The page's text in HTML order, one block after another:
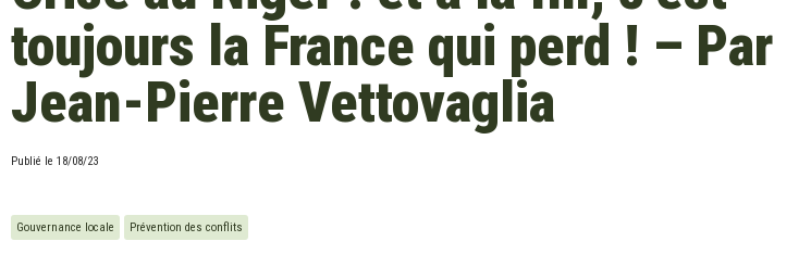
toujours la France qui perd ! – Par
Jean-Pierre Vettovaglia
Publié le 18/08/23
Gouvernance locale Prévention des conflits